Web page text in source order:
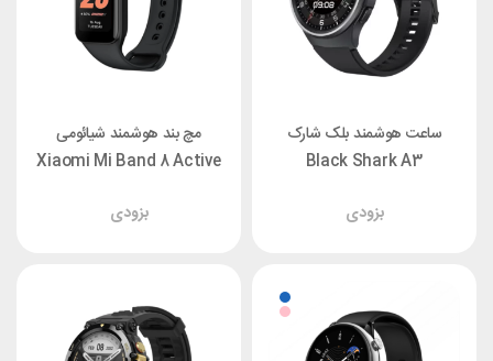
ساعت هوشمند بلک شارک
Black Shark A3
بزودی
مچ بند هوشمند شیائومی
Xiaomi Mi Band 8 Active
بزودی